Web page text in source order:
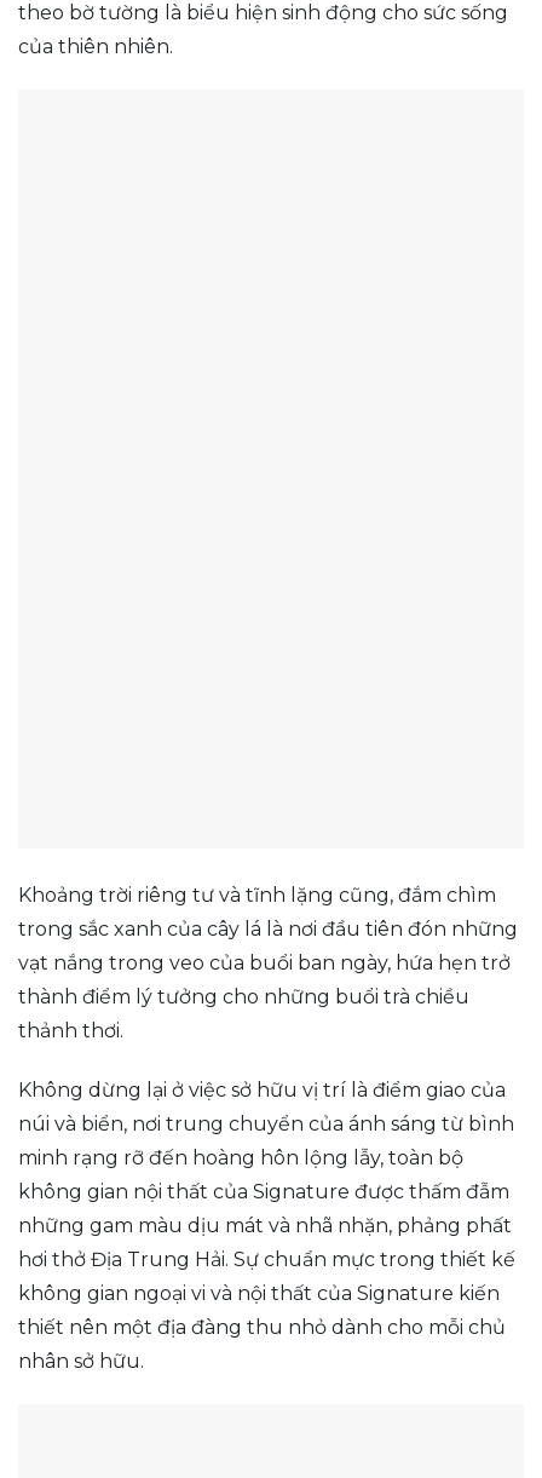
theo bờ tường là biểu hiện sinh động cho sức sống
của thiên nhiên.
Khoảng trời riêng tư và tĩnh lặng cũng, đắm chìm
trong sắc xanh của cây lá là nơi đầu tiên đón những
vạt nắng trong veo của buổi ban ngày, hứa hẹn trở
thành điểm lý tưởng cho những buổi trà chiều
thảnh thơi.
Không dừng lại ở việc sở hữu vị trí là điểm giao của
núi và biển, nơi trung chuyển của ánh sáng từ bình
minh rạng rỡ đến hoàng hôn lộng lẫy, toàn bộ
không gian nội thất của Signature được thấm đẫm
những gam màu dịu mát và nhã nhặn, phảng phất
hơi thở Địa Trung Hải. Sự chuẩn mực trong thiết kế
không gian ngoại vi và nội thất của Signature kiến
thiết nên một địa đàng thu nhỏ dành cho mỗi chủ
nhân sở hữu.